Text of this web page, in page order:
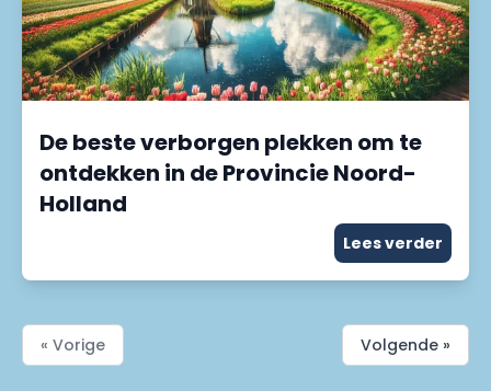
De beste verborgen plekken om te
ontdekken in de Provincie Noord-
Holland
Lees verder
« Vorige Volgende »